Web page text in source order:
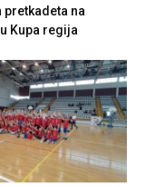
pretkadeta na
Kupa regija